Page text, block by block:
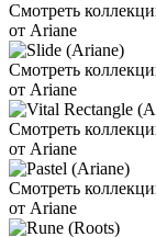
Смотреть
от Ariane
Смотреть
от Ariane
Смотреть
от Ariane
Смотреть
от Ariane